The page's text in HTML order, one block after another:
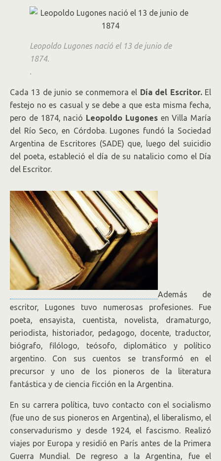
Leopoldo Lugones nació el 13 de junio de
1874.
.
Cada 13 de junio se conmemora el Día del Escritor.El
festejo no es casual y se debe a que esta misma fecha,
pero de 1874, nació Leopoldo Lugonesen Villa María
del Río Seco, en Córdoba. Lugones fundó la Sociedad
Argentina de Escritores (SADE) que, luego del suicidio
del poeta, estableció el día de su natalicio como el Día
del Escritor.
Además de
escritor, Lugones tuvo numerosas profesiones. Fue
poeta, ensayista, cuentista, novelista, dramaturgo,
periodista, historiador, pedagogo, docente, traductor,
biógrafo, filólogo, teósofo, diplomático y político
argentino. Con sus cuentos se transformó en el
precursor y uno de los pioneros de la literatura
fantástica y de ciencia ficción en la Argentina.
En su carrera política, tuvo contacto con el socialismo
(fue uno de sus pioneros en Argentina), el liberalismo, el
conservadurismo y desde 1924, el fascismo. Realizó
viajes por Europa y residió en París antes de la Primera
Guerra Mundial. De regreso a la Argentina, fue el